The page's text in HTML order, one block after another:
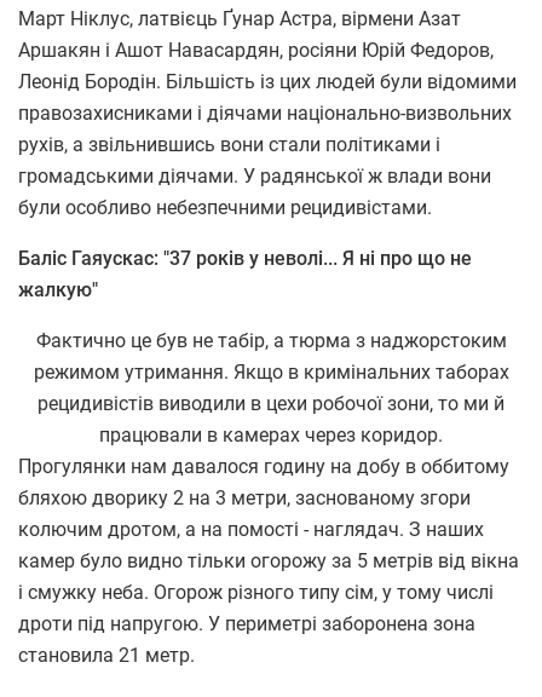
Март Ніклус, латвієць Ґунар Астра, вірмени Азат
Аршакян і Ашот Навасардян, росіяни Юрій Федоров,
Леонід Бородін. Більшість із цих людей були відомими
правозахисниками і діячами національно-визвольних
рухів, а звільнившись вони стали політиками і
громадськими діячами. У радянської ж влади вони
були особливо небезпечними рецидивістами.
Баліс Гаяускас: "37 років у неволі... Я ні про що не
жалкую"
Фактично це був не табір, а тюрма з наджорстоким
режимом утримання. Якщо в кримінальних таборах
рецидивістів виводили в цехи робочої зони, то ми й
працювали в камерах через коридор.
Прогулянки нам давалося годину на добу в оббитому
бляхою дворику 2 на 3 метри, заснованому згори
колючим дротом, а на помості - наглядач. З наших
камер було видно тільки огорожу за 5 метрів від вікна
і смужку неба. Огорож різного типу сім, у тому числі
дроти під напругою. У периметрі заборонена зона
становила 21 метр.